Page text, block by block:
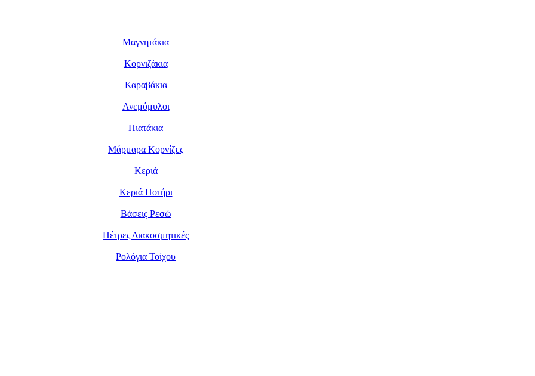
Μαγνητάκια
Κορνιζάκια
Καραβάκια
Ανεμόμυλοι
Πιατάκια
Μάρμαρα Κορνίζες
Κεριά
Κεριά Ποτήρι
Βάσεις Ρεσώ
Πέτρες Διακοσμητικές
Ρολόγια Τοίχου